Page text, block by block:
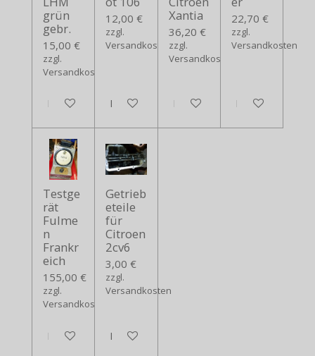
grün
gebr.
15,00 €
zzgl.
Versandkosten
In den Warenkorb
12,00 €
zzgl.
Versandkosten
In den Warenkorb
Xantia
36,20 €
zzgl.
Versandkosten
In den Warenkorb
22,70 €
zzgl.
Versandkosten
In den
Testge
rät
Fulme
n
Frankr
eich
155,00 €
zzgl.
Versandkosten
In den Warenkorb
Getrieb
eteile
für
Citroen
2cv6
3,00 €
zzgl.
Versandkosten
In den Warenkorb